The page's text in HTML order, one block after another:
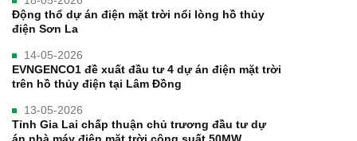
Động thổ dự án điện mặt trời nổi lòng hồ thủy
điện Sơn La
14-05-2026
EVNGENCO1 đề xuất đầu tư 4 dự án điện mặt trời
trên hồ thủy điện tại Lâm Đồng
13-05-2026
Tỉnh Gia Lai chấp thuận chủ trương đầu tư dự